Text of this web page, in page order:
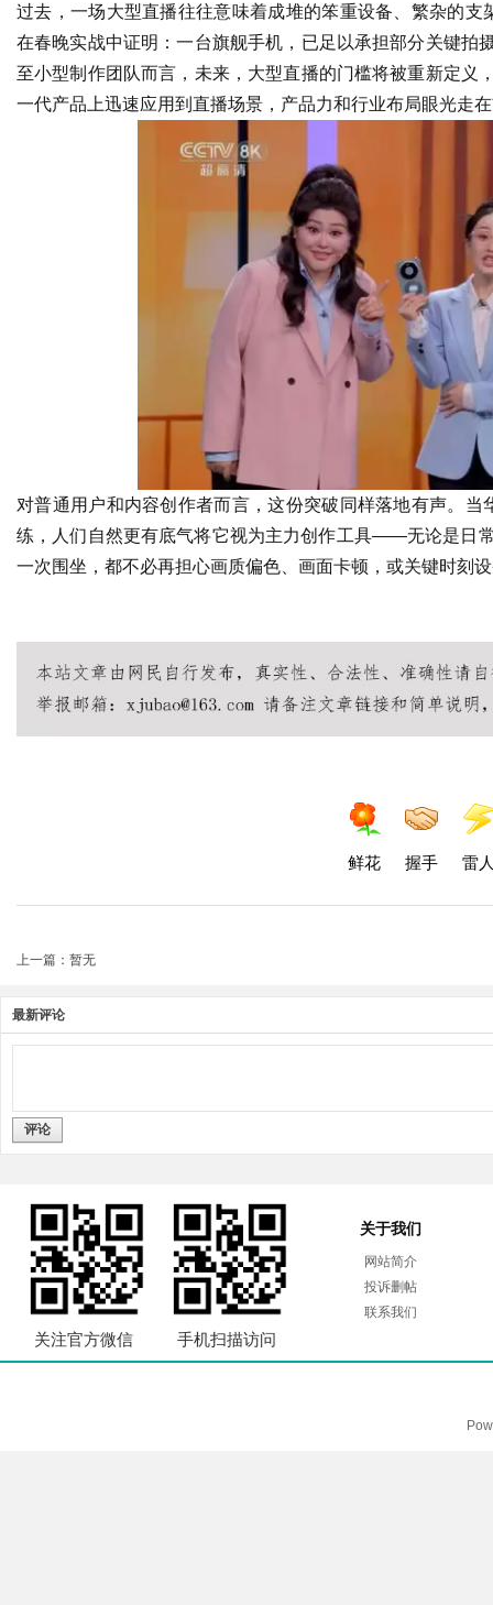
过去，一场大型直播往往意味着成堆的笨重设备、繁杂的
在春晚实战中证明：一台旗舰手机，已足以承担部分关键拍
至小型制作团队而言，未来，大型直播的门槛将被重新定义
一代产品上迅速应用到直播场景，产品力和行业布局眼光走
对普通用户和内容创作者而言，这份突破同样落地有声。
练，人们自然更有底气将它视为主力创作工具——无论是日
一次围坐，都不必再担心画质偏色、画面卡顿，或关键时刻设
鲜花 握手 雷
上一篇：暂无
最新评论
评论
关注官方微信 手机扫描访问
关于我们
网站简介
投诉删帖
联系我们